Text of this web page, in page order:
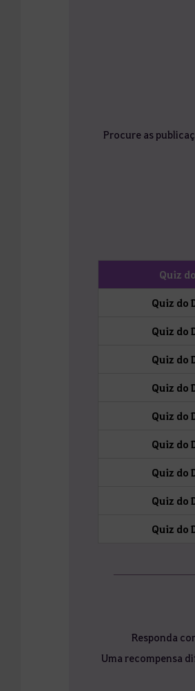
Procure as
Quiz
Quiz do
Quiz do
Quiz do
Quiz do
Quiz do
Quiz do
Quiz do
Quiz do
Quiz do
Responda
Uma recompensa